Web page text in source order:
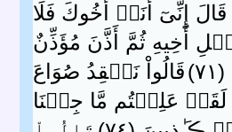
إِنِّىٓ أَنَا۟ أَخُوكَ فَلَا
أَخِيهِ ثُمَّ أَذَّنَ مُؤَذِّنٌ
)
قَالُواْ نَفۡقِدُ صُوَاعَ
لَقَدۡ عَلِمۡتُم مَّا جِئۡنَا